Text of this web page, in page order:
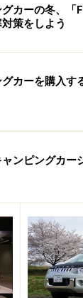
したバッ
！
カーの冬、「
策をしよう
カーを購入す
ンピングカー